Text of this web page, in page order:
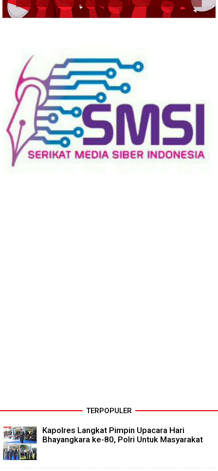
TERPOPULER
Kapolres Langkat Pimpin Upacara Hari
Bhayangkara ke-80, Polri Untuk Masyarakat